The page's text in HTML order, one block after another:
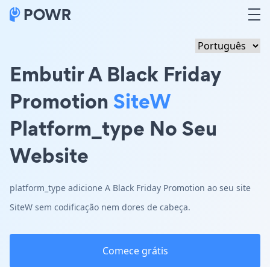
Embutir A Black Friday
PromotionSiteW
Platform_type No Seu
Website
platform_type adicione A Black Friday Promotion ao seu site
SiteW sem codificação nem dores de cabeça.
Comece grátis